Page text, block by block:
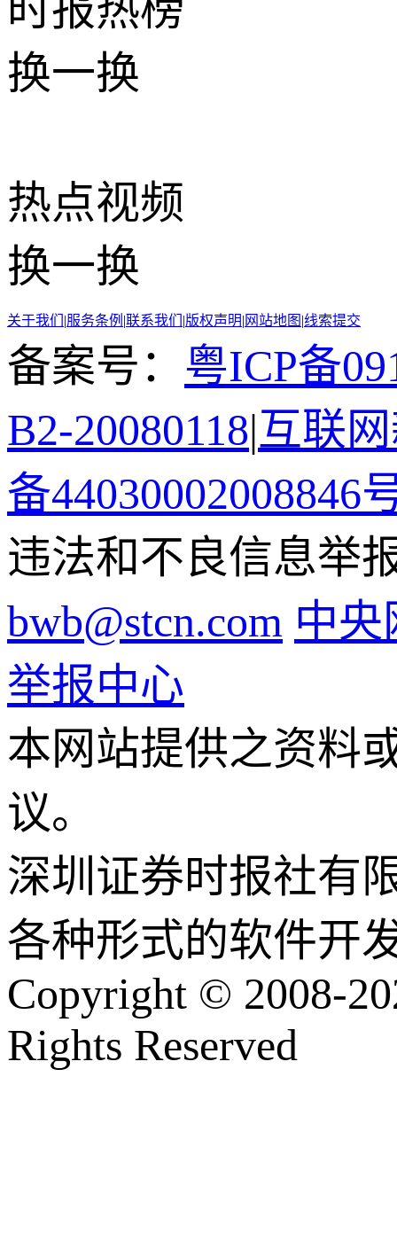
换一换
热点视频
换一换
关于我们 |服务条例 |联系我们 |版权声明| 网站地图 |线索提交
备案号： 粤ICP备
B2-20080118|互联
备44030002008846
违法和不良信息举
bwb@stcn.com 中
举报中心
本网站提供之资料
议。
深圳证券时报社有
各种形式的软件开
Copyright © 2008-
Rights Reserved